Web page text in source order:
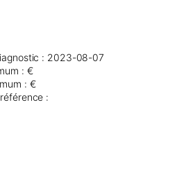
: 2023-08-07
: €
: €
: